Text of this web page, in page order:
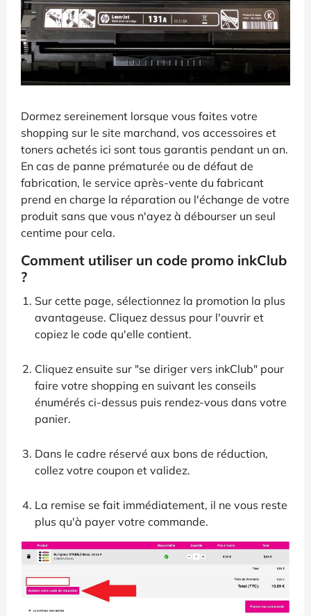
Dormez sereinement lorsque vous faites votre
shopping sur le site marchand, vos accessoires et
toners achetés ici sont tous garantis pendant un an.
En cas de panne prématurée ou de défaut de
fabrication, le service après-vente du fabricant
prend en charge la réparation ou l'échange de votre
produit sans que vous n'ayez à débourser un seul
centime pour cela.
Comment utiliser un code promo inkClub
?
Sur cette page, sélectionnez la promotion la plus
avantageuse. Cliquez dessus pour l'ouvrir et
copiez le code qu'elle contient.
Cliquez ensuite sur "se diriger vers inkClub" pour
faire votre shopping en suivant les conseils
énumérés ci-dessus puis rendez-vous dans votre
panier.
Dans le cadre réservé aux bons de réduction,
collez votre coupon et validez.
La remise se fait immédiatement, il ne vous reste
plus qu'à payer votre commande.